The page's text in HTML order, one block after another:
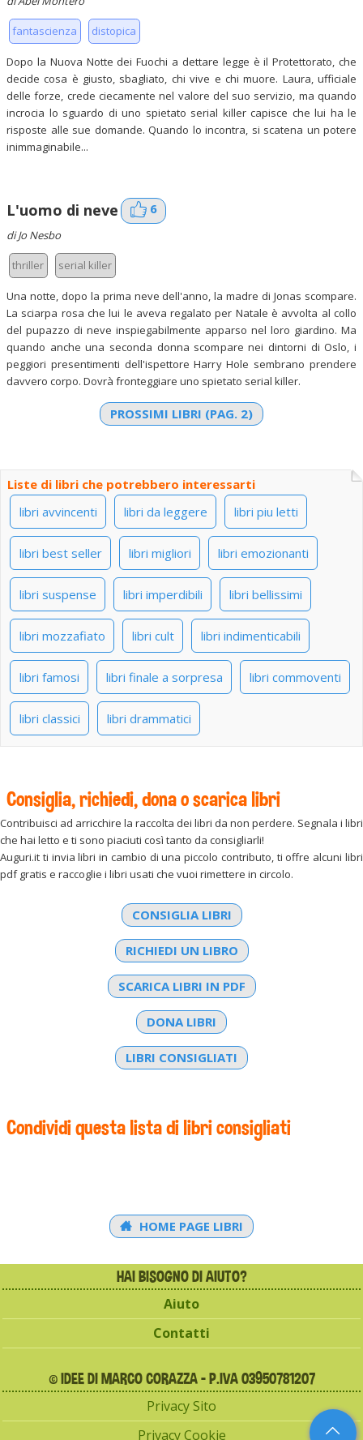
fantascienza distopica
Dopo la Nuova Notte dei Fuochi a dettare legge è il Protettorato, che
decide cosa è giusto, sbagliato, chi vive e chi muore. Laura, ufficiale
delle forze, crede ciecamente nel valore del suo servizio, ma quando
incrocia lo sguardo di uno spietato serial killer capisce che lui ha le
risposte alle sue domande. Quando lo incontra, si scatena un potere
inimmaginabile...
L'uomo di neve 6
di Jo Nesbo
thriller serial killer
Una notte, dopo la prima neve dell'anno, la madre di Jonas scompare.
La sciarpa rosa che lui le aveva regalato per Natale è avvolta al collo
del pupazzo di neve inspiegabilmente apparso nel loro giardino. Ma
quando anche una seconda donna scompare nei dintorni di Oslo, i
peggiori presentimenti dell'ispettore Harry Hole sembrano prendere
davvero corpo. Dovrà fronteggiare uno spietato serial killer.
PROSSIMI LIBRI (PAG. 2)
Liste di libri che potrebbero interessarti
libri avvincenti
libri da leggere libri piu letti
libri best seller libri migliori libri emozionanti
libri suspense libri imperdibili libri bellissimi
libri mozzafiato libri cult libri indimenticabili
libri famosi libri finale a sorpresa libri commoventi
libri classici libri drammatici
Consiglia, richiedi, dona o scarica libri
Contribuisci ad arricchire la raccolta dei libri da non perdere. Segnala i libri
che hai letto e ti sono piaciuti così tanto da consigliarli!
Auguri.it ti invia libri in cambio di una piccolo contributo, ti offre alcuni libri
pdf gratis e raccoglie i libri usati che vuoi rimettere in circolo.
CONSIGLIA LIBRI
RICHIEDI UN LIBRO
SCARICA LIBRI IN PDF
DONA LIBRI
LIBRI CONSIGLIATI
Condividi questa lista di libri consigliati
HOME PAGE LIBRI
HAI BISOGNO DI AIUTO?
Aiuto
Contatti
© IDEE DI MARCO CORAZZA - P.IVA 03950781207
Privacy Sito
Privacy Cookie